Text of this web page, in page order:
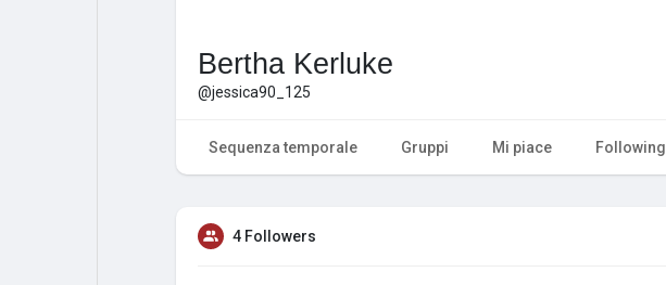
Bertha Kerluke
@jessica90_125
Sequenza temporale Gruppi Mi piace Following
4 Followers